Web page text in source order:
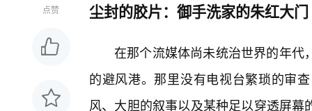
点赞 尘封的胶片：御手洗家的朱红大门
在那个流媒体尚未统治世界的年代
的避风港。那里没有电视台繁琐的审
风、大胆的叙事以及某种足以穿透屏